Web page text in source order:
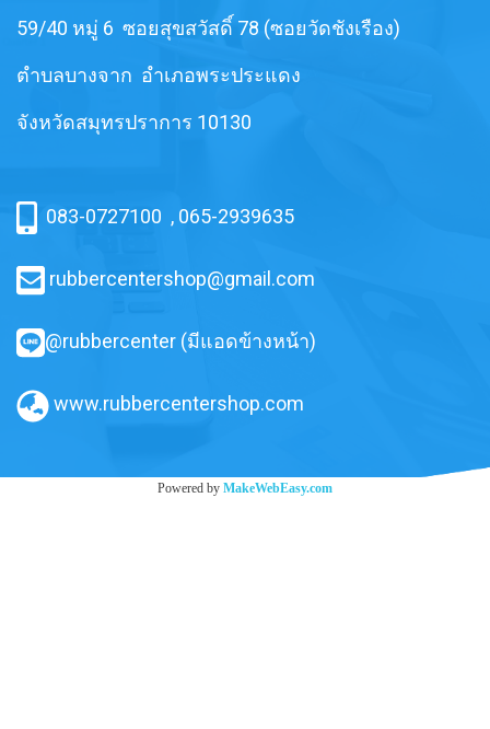
59/40 หมู่ 6 ซอยสุขสวัสดิ์ 78 (ซอยวัดชังเรือง)
ตำบลบางจาก อำเภอพระประแดง
จังหวัดสมุทรปราการ 10130
083-0727100 , 065-2939635
rubbercentershop@gmail.com
@rubbercenter (มีแอดข้างหน้า)
www.rubbercentershop.com
Powered by MakeWebEasy.com